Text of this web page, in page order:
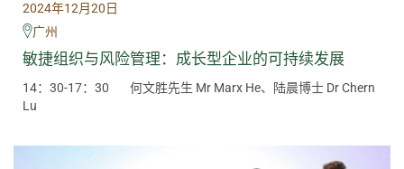
2024年12月20日
广州
敏捷组织与风险管理：成长型企业的可持续发展
14：30-17：30
何文胜先生 Mr Marx He、陆晨博士 Dr Chern
Lu